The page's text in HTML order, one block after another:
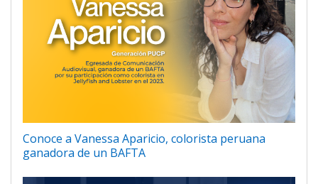
Conoce a Vanessa Aparicio, colorista peruana
ganadora de un BAFTA